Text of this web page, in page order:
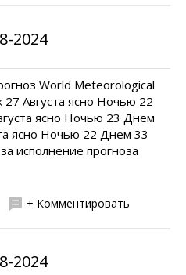
2024
World Meteorological
Августа ясно Ночью 22
ясно Ночью 23 Днем
ясно Ночью 22 Днем 33
исполнение прогноза
+ Комментировать
2024